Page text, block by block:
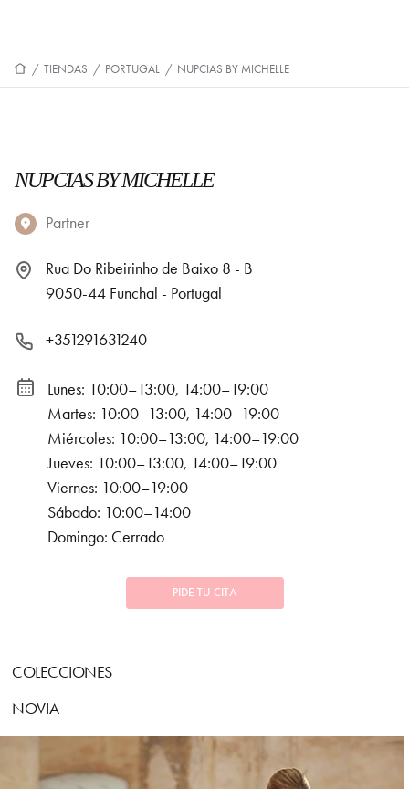
/ TIENDAS / PORTUGAL / NUPCIAS BY MICHELLE
NUPCIAS BY MICHELLE
Partner
Rua Do Ribeirinho de Baixo 8 - B
9050-44 Funchal - Portugal
+351291631240
Lunes: 10:00–13:00, 14:00–19:00
Martes: 10:00–13:00, 14:00–19:00
Miércoles: 10:00–13:00, 14:00–19:00
Jueves: 10:00–13:00, 14:00–19:00
Viernes: 10:00–19:00
Sábado: 10:00–14:00
Domingo: Cerrado
PIDE TU CITA
COLECCIONES
NOVIA